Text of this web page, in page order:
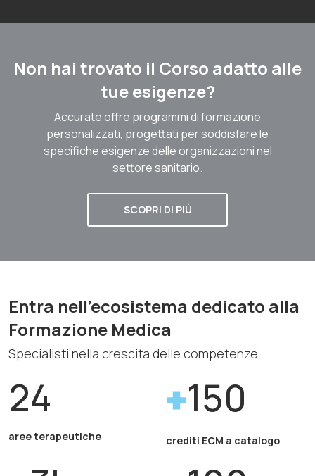
Non hai trovato il Corso adatto alle
tue esigenze?
Accurate offre programmi di formazione
personalizzati, progettati per soddisfare le
specifiche esigenze delle organizzazioni nel
settore sanitario.
SCOPRI DI PIÙ
Entra nell'ecosistema dedicato alla
Formazione Medica
Specialisti nella crescita delle competenze
24
aree terapeutiche
150
crediti ECM a catalogo